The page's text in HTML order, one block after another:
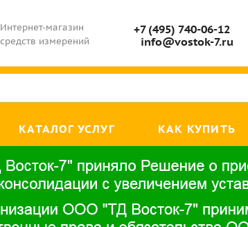
Интернет-магазин
средств измерений
+7 (495) 740-06-12
info@vostok-7.ru
КАТАЛОГ УСЛУГ КАК КУПИТЬ